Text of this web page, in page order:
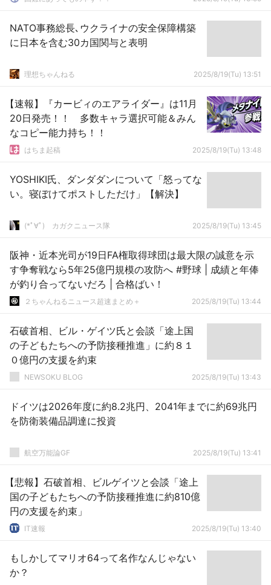
NATO事務総長､ウクライナの安全保障構築
に日本を含む30カ国関与と表明
理想ちゃんねる 2025/8/19(Tu) 13:51
【速報】『カービィのエアライダー』は11月
20日発売！！ 多数キャラ選択可能＆みん
なコピー能力持ち！！
はちま起稿 2025/8/19(Tu) 13:48
YOSHIKI氏、ダンダダンについて「怒ってな
い。寝ぼけてポストしただけ」【解決】
(*ﾟ∀ﾟ)ゞカガクニュース隊 2025/8/19(Tu) 13:45
阪神・近本光司が19日FA権取得球団は最大限の誠意を示
す争奪戦なら5年25億円規模の攻防へ #野球 | 成績と年俸
が釣り合ってないだろ | 合格ばい！
２ちゃんねるニュース超速まとめ＋ 2025/8/19(Tu) 13:44
石破首相、ビル・ゲイツ氏と会談「途上国
の子どもたちへの予防接種推進」に約８１
０億円の支援を約束
NEWSOKU BLOG 2025/8/19(Tu) 13:43
ドイツは2026年度に約8.2兆円、2041年までに約69兆円
を防衛装備品調達に投資
航空万能論GF 2025/8/19(Tu) 13:41
【悲報】石破首相、ビルゲイツと会談「途上
国の子どもたちへの予防接種推進に約810億
円の支援を約束」
IT速報 2025/8/19(Tu) 13:40
もしかしてマリオ64って名作なんじゃない
か？